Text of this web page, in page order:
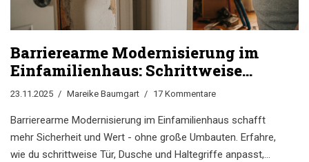
Barrierearme Modernisierung im
Einfamilienhaus: Schrittweise
anpassen für mehr Sicherheit und
23.11.2025 Mareike Baumgart 17 Kommentare
Barrierearme Modernisierung im Einfamilienhaus schafft
mehr Sicherheit und Wert - ohne große Umbauten. Erfahre,
wie du schrittweise Tür, Dusche und Haltegriffe anpasst,